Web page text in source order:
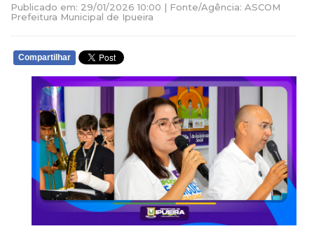
Publicado em: 29/01/2026 10:00 | Fonte/Agência: ASCOM
Prefeitura Municipal de Ipueira
Compartilhar